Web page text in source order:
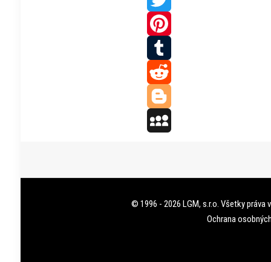
Twitter
Pinterest
Tumblr
Reddit
Blogger
© 1996 - 2026 LGM, s.r.o. Všetky práva
Ochrana